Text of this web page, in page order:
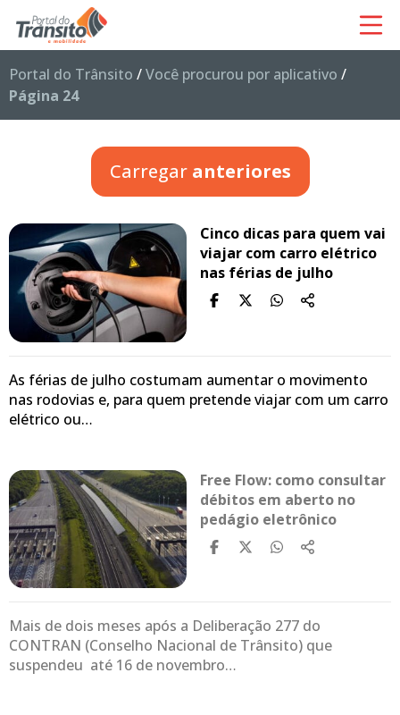
Portal do Trânsito /Você procurou por aplicativo /
Página 24
Carregar anteriores
Cinco dicas para quem vai
viajar com carro elétrico
nas férias de julho
As férias de julho costumam aumentar o movimento
nas rodovias e, para quem pretende viajar com um carro
elétrico ou…
Free Flow: como consultar
débitos em aberto no
pedágio eletrônico
Mais de dois meses após a Deliberação 277 do
CONTRAN (Conselho Nacional de Trânsito) que
suspendeu até 16 de novembro…